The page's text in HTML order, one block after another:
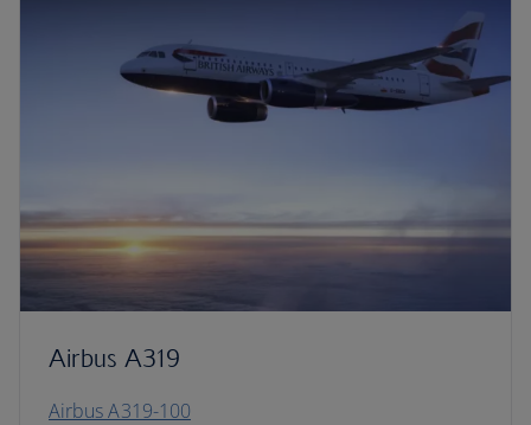
Airbus A319
Airbus A319-100